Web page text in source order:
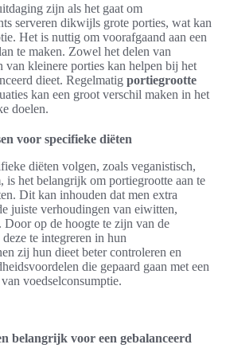
zijn als het gaat om
serveren dikwijls grote porties, wat kan
Het is nuttig om voorafgaand aan een
te maken. Zowel het delen van
van kleinere porties kan helpen bij het
dieet. Regelmatig portiegrootte
kan een groot verschil maken in het
doelen.
voor specifieke diëten
diëten volgen, zoals veganistisch,
is het belangrijk om portiegrootte aan te
Dit kan inhouden dat men extra
juiste verhoudingen van eiwitten,
Door op de hoogte te zijn van de
deze te integreren in hun
zij hun dieet beter controleren en
die gepaard gaan met een
voedselconsumptie.
belangrijk voor een gebalanceerd